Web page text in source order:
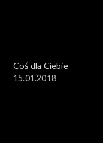
Coś dla Ciebie
15.01.2018